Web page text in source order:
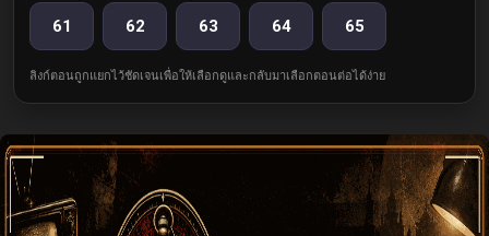
61 62 63 64 65
ลิงก์ตอนถูกแยกไว้ชัดเจนเพื่อให้เลือกดูและกลับมาเลือกตอนต่อได้ง่าย